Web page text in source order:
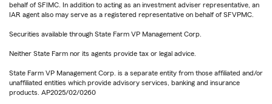
behalf of SFIMC. In addition to acting as an investment adviser representative, an
IAR agent also may serve as a registered representative on behalf of SFVPMC.
Securities available through State Farm VP Management Corp.
Neither State Farm nor its agents provide tax or legal advice.
State Farm VP Management Corp. is a separate entity from those affiliated and/or
unaffiliated entities which provide advisory services, banking and insurance
products. AP2025/02/0260